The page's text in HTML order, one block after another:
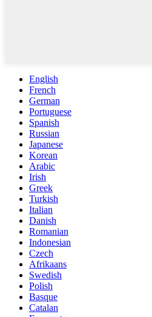
English
French
German
Portuguese
Spanish
Russian
Japanese
Korean
Arabic
Irish
Greek
Turkish
Italian
Danish
Romanian
Indonesian
Czech
Afrikaans
Swedish
Polish
Basque
Catalan